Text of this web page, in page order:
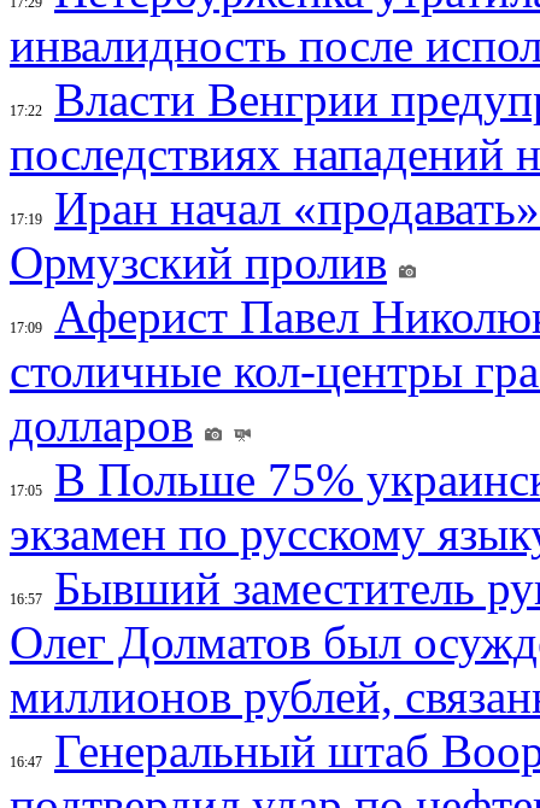
инвалидность после
17:22
Власти Венгрии
последствиях нападений
17:19
Иран начал
Ормузский пролив
17:09
Аферист Павел
столичные кол-центры
долларов
17:05
В Польше 75%
экзамен по русскому
16:57
Бывший заместитель
Олег Долматов был
миллионов рублей,
16:47
Генеральный штаб